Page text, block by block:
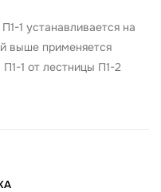
1 устанавливается на
выше применяется
1 от лестницы П1-2